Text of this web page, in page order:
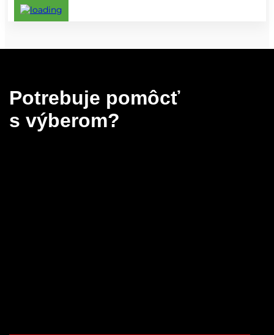
Potrebuje pomôcť
s výberom?